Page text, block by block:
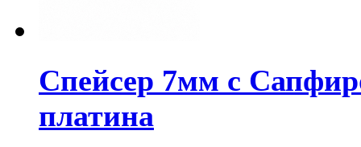
Спейсер 7мм с
платина